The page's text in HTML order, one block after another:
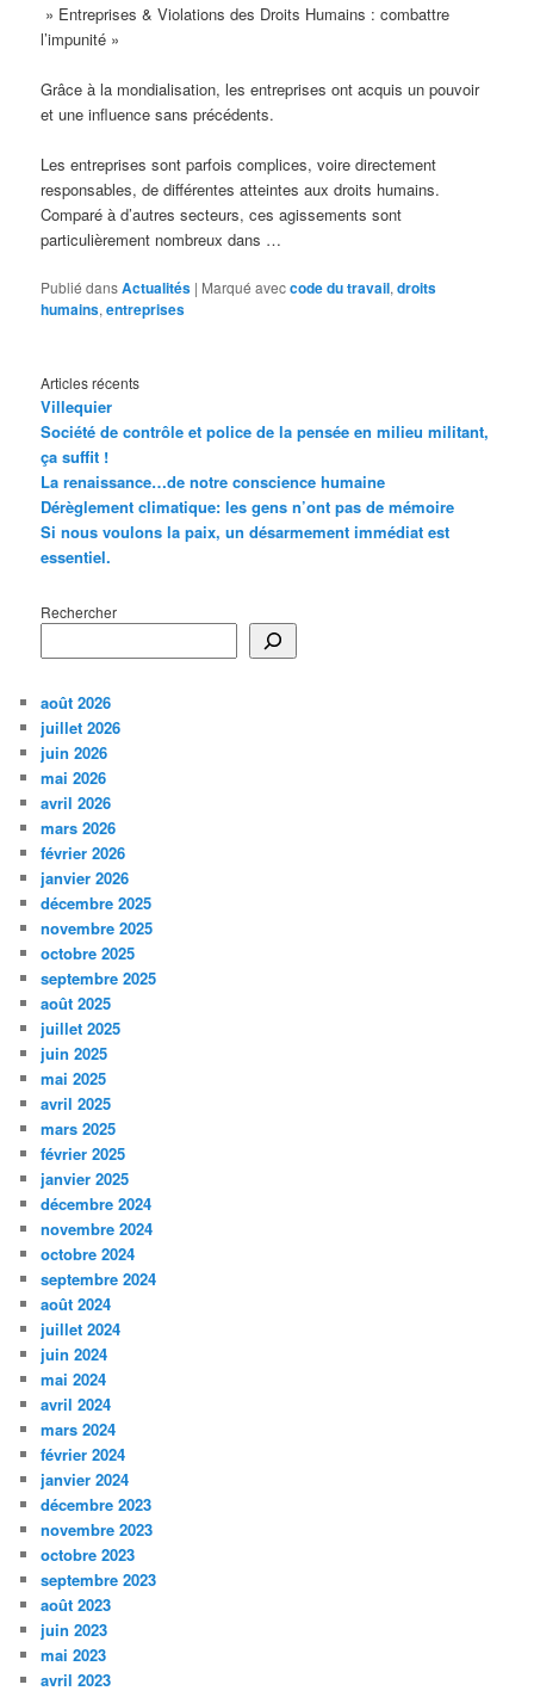
» Entreprises & Violations des Droits Humains : combattre
l’impunité »
Grâce à la mondialisation, les entreprises ont acquis un pouvoir
et une influence sans précédents.
Les entreprises sont parfois complices, voire directement
responsables, de différentes atteintes aux droits humains.
Comparé à d’autres secteurs, ces agissements sont
particulièrement nombreux dans …
Publié dansActualités | Marqué aveccode du travail,droits
humains,entreprises
Articles récents
Villequier
Société de contrôle et police de la pensée en milieu militant,
ça suffit !
La renaissance…de notre conscience humaine
Dérèglement climatique: les gens n’ont pas de mémoire
Si nous voulons la paix, un désarmement immédiat est
essentiel.
Rechercher
août 2026
juillet 2026
juin 2026
mai 2026
avril 2026
mars 2026
février 2026
janvier 2026
décembre 2025
novembre 2025
octobre 2025
septembre 2025
août 2025
juillet 2025
juin 2025
mai 2025
avril 2025
mars 2025
février 2025
janvier 2025
décembre 2024
novembre 2024
octobre 2024
septembre 2024
août 2024
juillet 2024
juin 2024
mai 2024
avril 2024
mars 2024
février 2024
janvier 2024
décembre 2023
novembre 2023
octobre 2023
septembre 2023
août 2023
juin 2023
mai 2023
avril 2023